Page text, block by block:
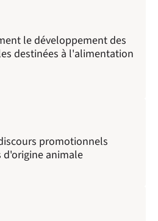
le développement des
destinées à l'alimentation
promotionnels
animale